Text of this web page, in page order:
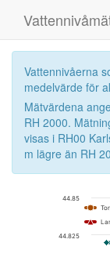
Vattennivåerna
medelvärde för
Mätvärdena
RH 2000.
visas i RH00
m lägre än RH
Line chart with
The chart
The chart
44.825
44.85